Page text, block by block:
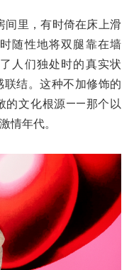
里，有时倚在床上滑
随性地将双腿靠在墙
人们独处时的真实状
结。这种不加修饰的
的文化根源——那个以
情年代。